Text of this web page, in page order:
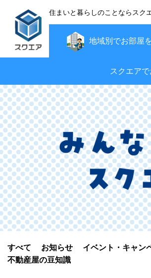
住まいと暮らしのことならスク
地域別でお部屋
スクエア
すべて お知らせ イベント・キャン
不動産屋の豆知識